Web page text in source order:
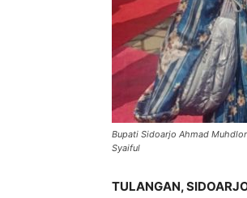
Bupati Sidoarjo Ahmad
Syaiful
TULANGAN,